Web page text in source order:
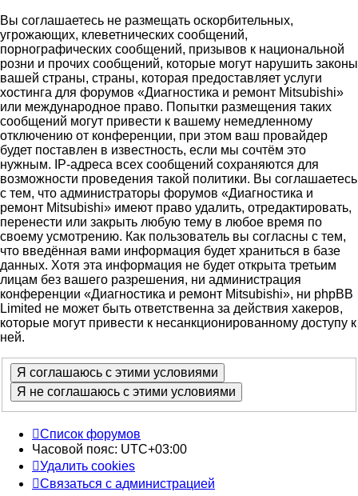
Вы соглашаетесь не размещать оскорбительных,
угрожающих, клеветнических сообщений,
порнографических сообщений, призывов к национальной
розни и прочих сообщений, которые могут нарушить законы
вашей страны, страны, которая предоставляет услуги
хостинга для форумов «Диагностика и ремонт Mitsubishi»
или международное право. Попытки размещения таких
сообщений могут привести к вашему немедленному
отключению от конференции, при этом ваш провайдер
будет поставлен в известность, если мы сочтём это
нужным. IP-адреса всех сообщений сохраняются для
возможности проведения такой политики. Вы соглашаетесь
с тем, что администраторы форумов «Диагностика и
ремонт Mitsubishi» имеют право удалить, отредактировать,
перенести или закрыть любую тему в любое время по
своему усмотрению. Как пользователь вы согласны с тем,
что введённая вами информация будет храниться в базе
данных. Хотя эта информация не будет открыта третьим
лицам без вашего разрешения, ни администрация
конференции «Диагностика и ремонт Mitsubishi», ни phpBB
Limited не может быть ответственна за действия хакеров,
которые могут привести к несанкционированному доступу к
ней.
Список форумов
Часовой пояс: UTC+03:00
Удалить cookies
Связаться с администрацией